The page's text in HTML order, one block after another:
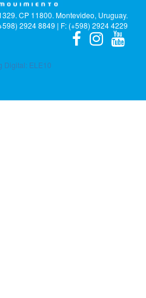
CP 11800. Montevideo, Uruguay.
2924 8849 | F: (+598) 2924 4229
Digital: ELE10